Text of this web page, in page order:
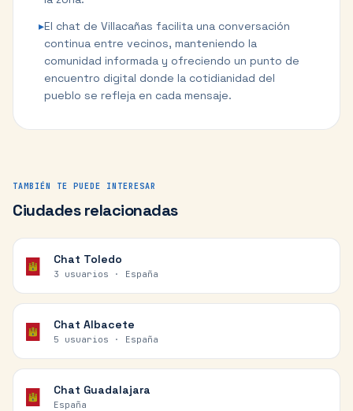
▸El chat de Villacañas facilita una conversación
continua entre vecinos, manteniendo la
comunidad informada y ofreciendo un punto de
encuentro digital donde la cotidianidad del
pueblo se refleja en cada mensaje.
TAMBIÉN TE PUEDE INTERESAR
Ciudades relacionadas
Chat Toledo
3 usuarios · España
Chat Albacete
5 usuarios · España
Chat Guadalajara
España